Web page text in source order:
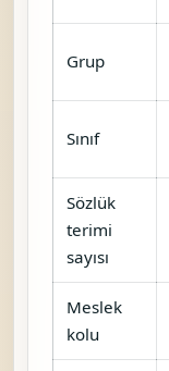
Grup
Sınıf
Sözlük
terimi
sayısı
Meslek
kolu